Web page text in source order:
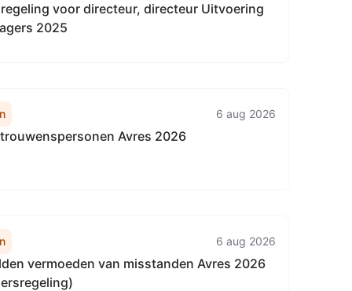
voor directeur, directeur Uitvoering
2025
6 aug 2026
Avres 2026
6 aug 2026
vermoeden van misstanden Avres 2026